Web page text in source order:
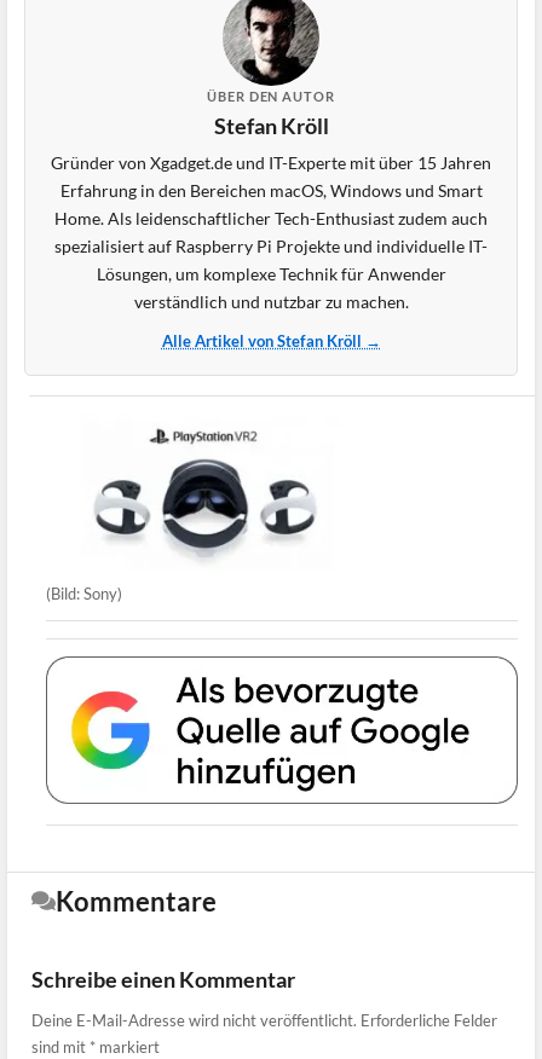
ÜBER DEN AUTOR
Stefan Kröll
Gründer von Xgadget.de und IT-Experte mit über 15 Jahren
Erfahrung in den Bereichen macOS, Windows und Smart
Home. Als leidenschaftlicher Tech-Enthusiast zudem auch
spezialisiert auf Raspberry Pi Projekte und individuelle IT-
Lösungen, um komplexe Technik für Anwender
verständlich und nutzbar zu machen.
Alle Artikel von Stefan Kröll →
(Bild: Sony)
Kommentare
Schreibe einen Kommentar
Deine E-Mail-Adresse wird nicht veröffentlicht. Erforderliche Felder
sind mit * markiert